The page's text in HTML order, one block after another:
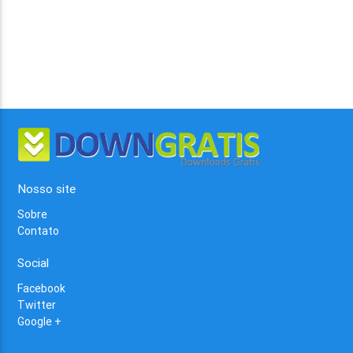
Nosso site
Sobre
Contato
Social
Facebook
Twitter
Google +